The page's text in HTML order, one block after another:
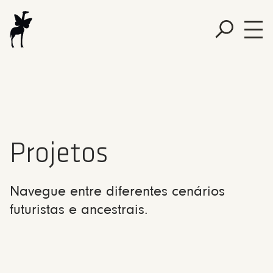
Projetos
Navegue entre diferentes cenários
futuristas e ancestrais.